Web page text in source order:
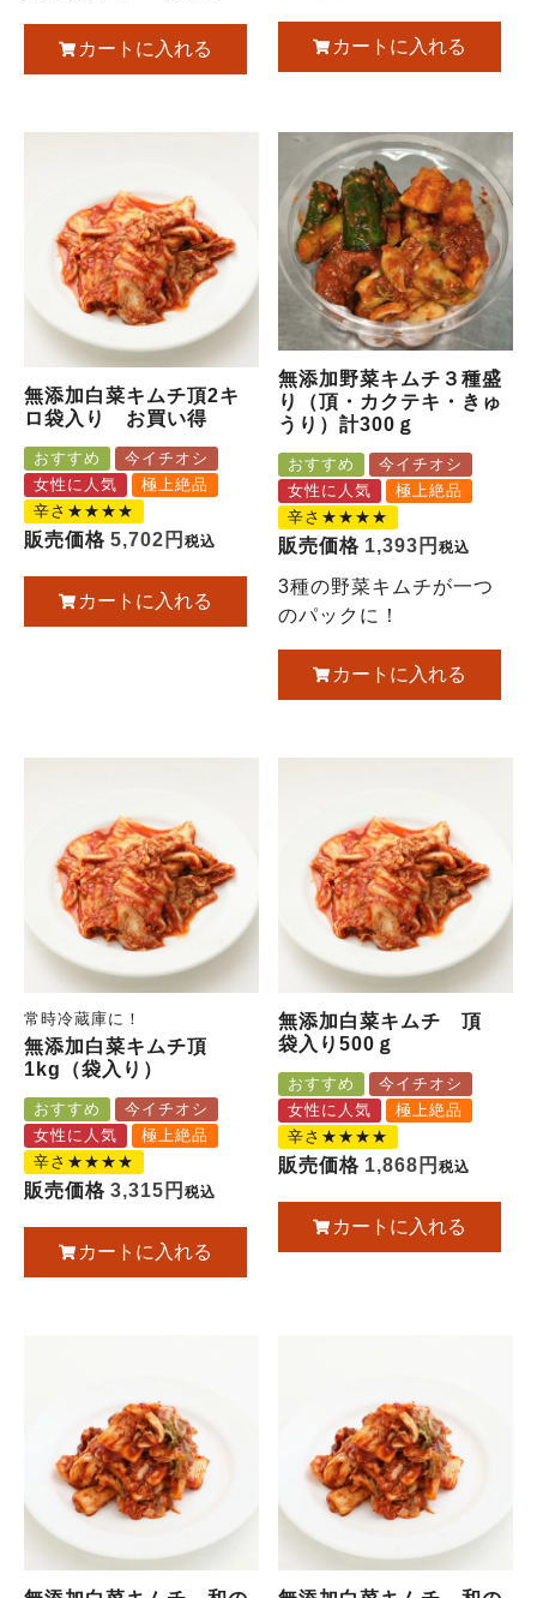
カートに入れる カートに入れる
無添加白菜キムチ頂2キ
ロ袋入り お買い得
おすすめ
今イチオシ
女性に人気
極上絶品
辛さ★★★★
販売価格 5,702 税込
カートに入れる
無添加野菜キムチ３種盛
り（頂・カクテキ・きゅ
うり）計300ｇ
おすすめ
今イチオシ
女性に人気
極上絶品
辛さ★★★★
販売価格 1,393 税込
3種の野菜キムチが一つ
のパックに！
カートに入れる
常時冷蔵庫に！
無添加白菜キムチ頂
1kg（袋入り）
おすすめ
今イチオシ
女性に人気
極上絶品
辛さ★★★★
販売価格 3,315 税込
カートに入れる
無添加白菜キムチ 頂
袋入り500ｇ
おすすめ
今イチオシ
女性に人気
極上絶品
辛さ★★★★
販売価格 1,868 税込
カートに入れる